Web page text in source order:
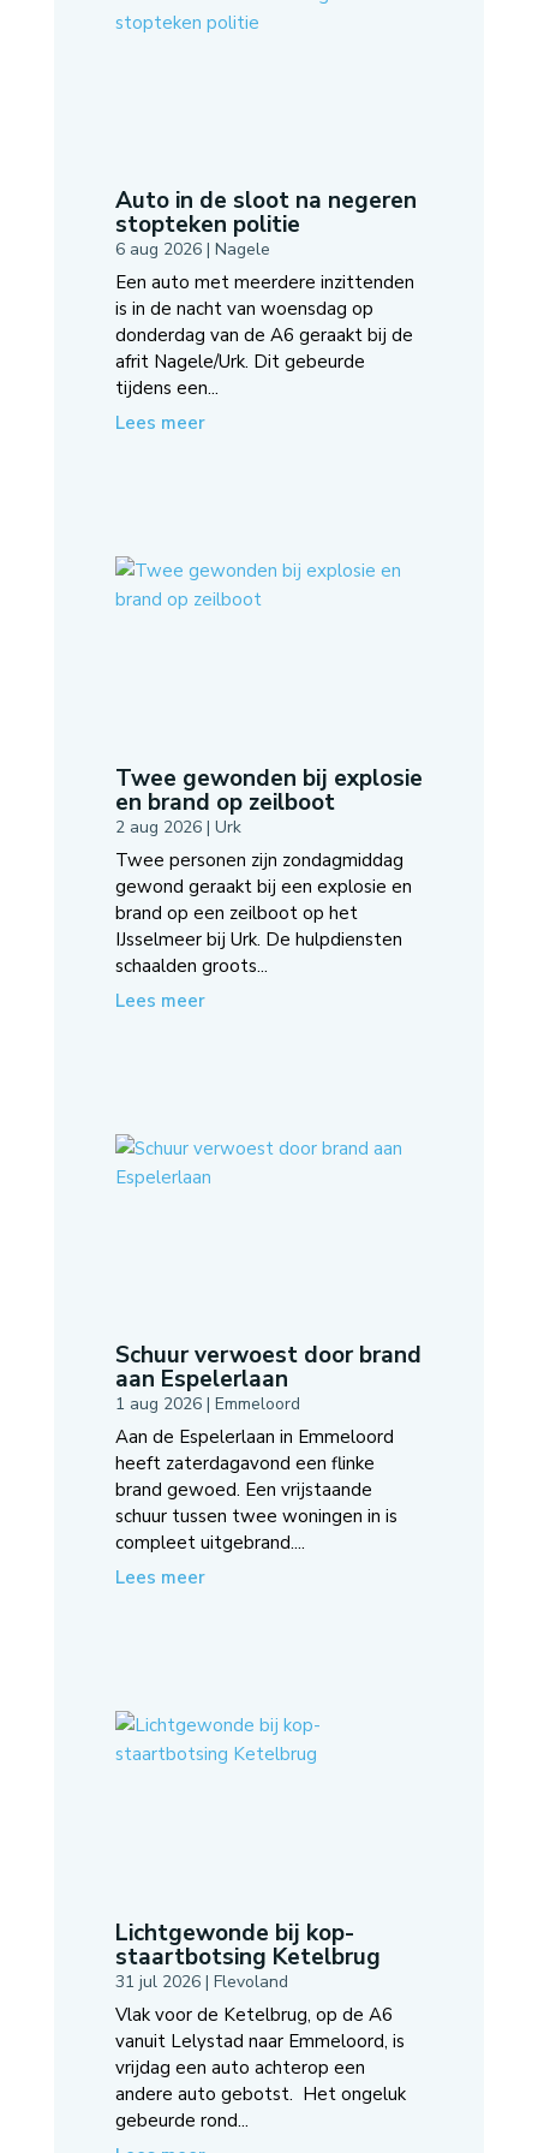
Auto in de sloot na negeren
stopteken politie
6 aug 2026| Nagele
Een auto met meerdere inzittenden
is in de nacht van woensdag op
donderdag van de A6 geraakt bij de
afrit Nagele/Urk. Dit gebeurde
tijdens een...
Lees meer
Twee gewonden bij explosie
en brand op zeilboot
2 aug 2026| Urk
Twee personen zijn zondagmiddag
gewond geraakt bij een explosie en
brand op een zeilboot op het
IJsselmeer bij Urk. De hulpdiensten
schaalden groots...
Lees meer
Schuur verwoest door brand
aan Espelerlaan
1 aug 2026| Emmeloord
Aan de Espelerlaan in Emmeloord
heeft zaterdagavond een flinke
brand gewoed. Een vrijstaande
schuur tussen twee woningen in is
compleet uitgebrand....
Lees meer
Lichtgewonde bij kop-
staartbotsing Ketelbrug
31 jul 2026| Flevoland
Vlak voor de Ketelbrug, op de A6
vanuit Lelystad naar Emmeloord, is
vrijdag een auto achterop een
andere auto gebotst. Het ongeluk
gebeurde rond...